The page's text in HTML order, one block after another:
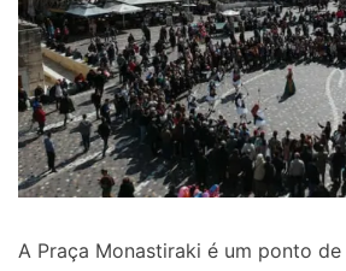
A Praça Monastiraki é um ponto